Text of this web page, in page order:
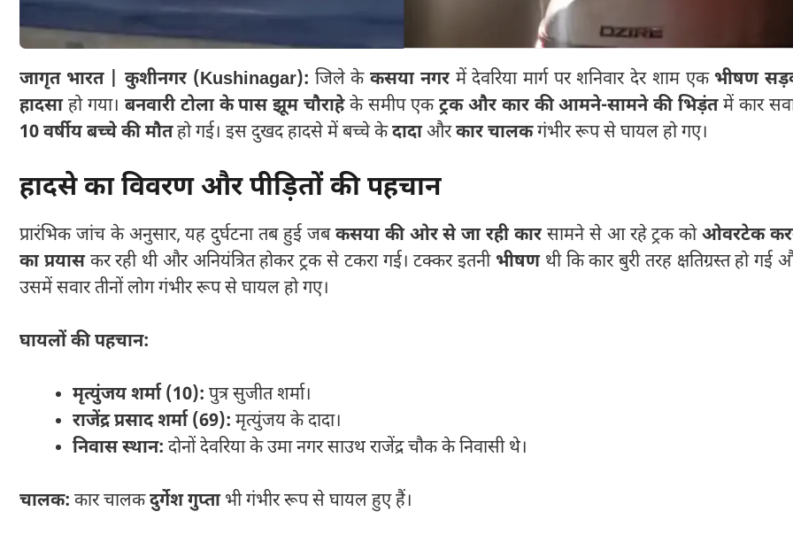
जागृत भारत | कुशीनगर (Kushinagar): जिले केकसया नगरमें देवरिया मार्ग पर शनिवार देर शाम एकभीषण
हादसाहो गया। बनवारी टोला के पास झूम चौराहेके समीप एकट्रक और कार की आमने-सामने की भिड़ंतमें कार
10 वर्षीय बच्चे की मौतहो गई। इस दुखद हादसे में बच्चे केदादाऔरकार चालकगंभीर रूप से घायल हो गए।
हादसे का विवरण और पीड़ितों की पहचान
प्रारंभिक जांच के अनुसार, यह दुर्घटना तब हुई जबकसया की ओर से जा रही कार सामने से आ रहे ट्रक कोओवरटेक
का प्रयासकर रही थी और अनियंत्रित होकर ट्रक से टकरा गई। टक्कर इतनीभीषणथी कि कार बुरी तरह क्षतिग्रस्त हो गई
उसमें सवार तीनों लोग गंभीर रूप से घायल हो गए।
घायलों की पहचान:
मृत्युंजय शर्मा (10): पुत्र सुजीत शर्मा।
राजेंद्र प्रसाद शर्मा (69): मृत्युंजय के दादा।
निवास स्थान: दोनों देवरिया के उमा नगर साउथ राजेंद्र चौक के निवासी थे।
चालक: कार चालकदुर्गेश गुप्ताभी गंभीर रूप से घायल हुए हैं।